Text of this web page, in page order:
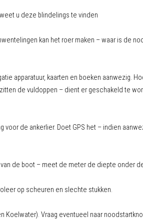
u deze blindelings te vinden
kan het roer maken – waar is de
apparatuur, kaarten en boeken aanwezig.
de vuldoppen – dient er geschakeld te
de ankerlier. Doet GPS het – indien
de boot – meet de meter de diepte onder
op scheuren en slechte stukken.
Koelwater). Vraag eventueel naar